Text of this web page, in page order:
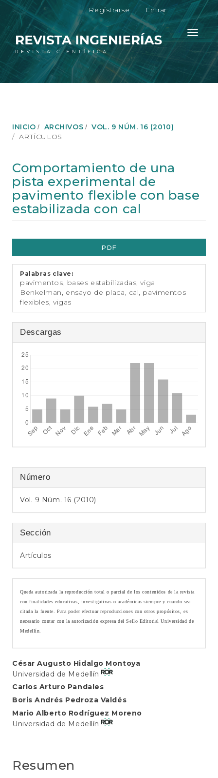
N
a
e
g
a
ó
n
a
l
C
o
n
n
d
Registrarse Entrar
Toggle
INICIO ARCHIVOS
VOL. 9 NÚM. 16 (2010)
ARTÍCULOS
Comportamiento de una
pista experimental de
pavimento flexible con base
estabilizada con cal
Barra
lateral
del
artículo
PDF
Palabras clave:
pavimentos, bases estabilizadas, viga
Benkelman, ensayo de placa, cal, pavimentos
flexibles, vigas
Descargas
Número
Vol. 9 Núm. 16 (2010)
Sección
Artículos
Queda autorizada la reproducción total o parcial de los contenidos de la revista
con finalidades educativas, investigativas o académicas siempre y cuando sea
citada la fuente. Para poder efectuar reproducciones con otros propósitos, es
necesario contar con la autorización expresa del Sello Editorial Universidad de
Medellín.
Contenido
principal
del
artículo
César Augusto Hidalgo Montoya
Universidad de Medellín
Carlos Arturo Pandales
Boris Andrés Pedroza Valdés
Mario Alberto Rodríguez Moreno
Universidad de Medellín
Resumen